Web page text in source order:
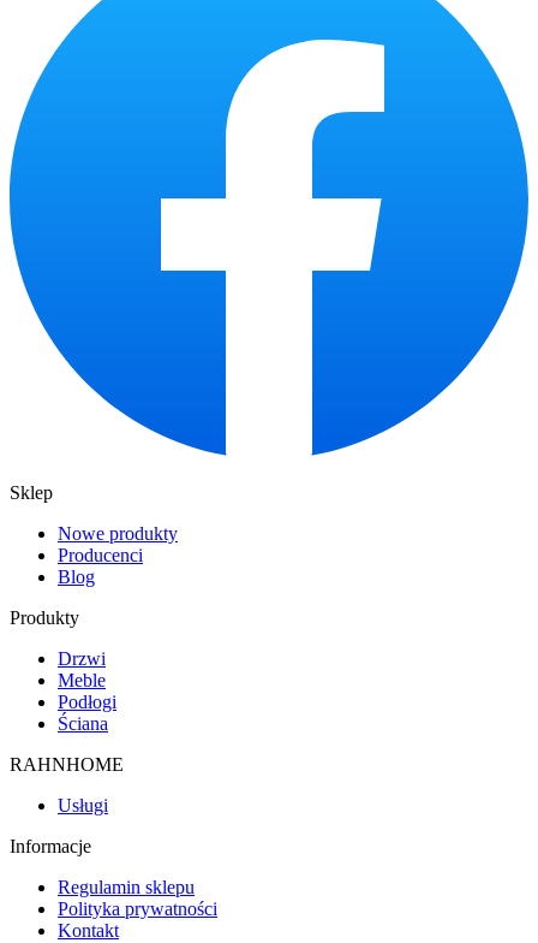
Sklep
Nowe produkty
Producenci
Blog
Produkty
Drzwi
Meble
Podłogi
Ściana
RAHNHOME
Usługi
Informacje
Regulamin sklepu
Polityka prywatności
Kontakt